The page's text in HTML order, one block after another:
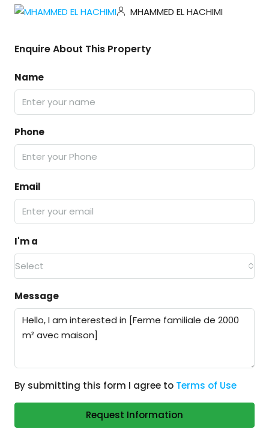
MHAMMED EL HACHIMI
Enquire About This Property
Name
Phone
Email
I'm a
Select
Message
By submitting this form I agree to Terms of Use
Request Information